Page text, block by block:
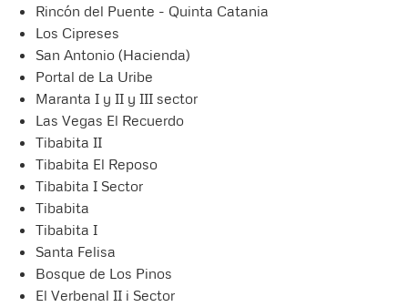
Rincón del Puente - Quinta Catania
Los Cipreses
San Antonio (Hacienda)
Portal de La Uribe
Maranta I y II y III sector
Las Vegas El Recuerdo
Tibabita II
Tibabita El Reposo
Tibabita I Sector
Tibabita
Tibabita I
Santa Felisa
Bosque de Los Pinos
El Verbenal II i Sector